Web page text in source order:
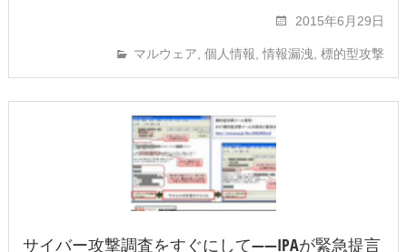
2015年6月29日
マルウェア ,個人情報 ,情報漏洩 ,標的型攻撃
サイバー攻撃調査をすぐにして――IPAが緊急提言